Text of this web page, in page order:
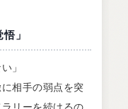
」
」
相手の弱点を突